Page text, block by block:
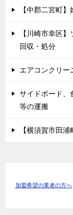
【中郡二宮町
【川崎市幸区
回収・処分
エアコンクリ
サイドボード、
等の運搬
【横須賀市田
加盟希望の業者の方へ